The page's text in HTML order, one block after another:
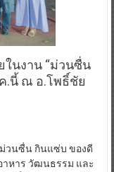
นงาน “ม่วนซื่น
.นี้ ณ อ.โพธิ์ชัย
วนซื่น กินแซ่บ ของดี
าหาร วัฒนธรรม และ